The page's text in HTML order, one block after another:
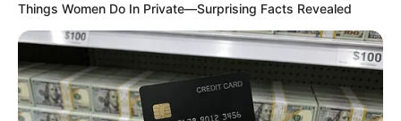
เนื้อหาที่เกี่ยวข้อง>> เลขเศรษฐี 12 ราศี งวดวันที่ 1 ส.ค.
2562 ดูให้จบแล้วจะพบ 3 ตัวตรง
Things Women Do In Private—Surprising Facts Revealed